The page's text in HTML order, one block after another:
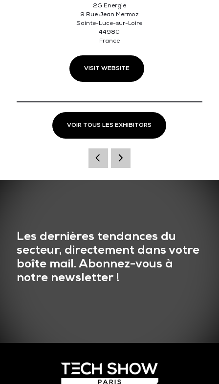
2G Energie
9 Rue Jean Mermoz
Sainte-Luce-sur-Loire
44980
France
VISIT WEBSITE
VOIR TOUS LES EXHIBITORS
Les dernières tendances du
secteur, directement dans votre
boîte mail. Abonnez-vous à
notre newsletter !